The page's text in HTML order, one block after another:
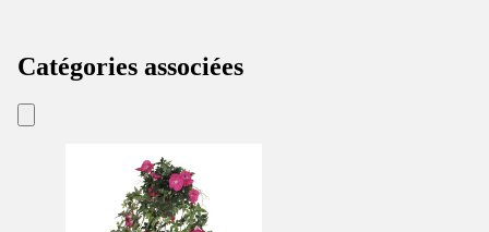
Catégories associées